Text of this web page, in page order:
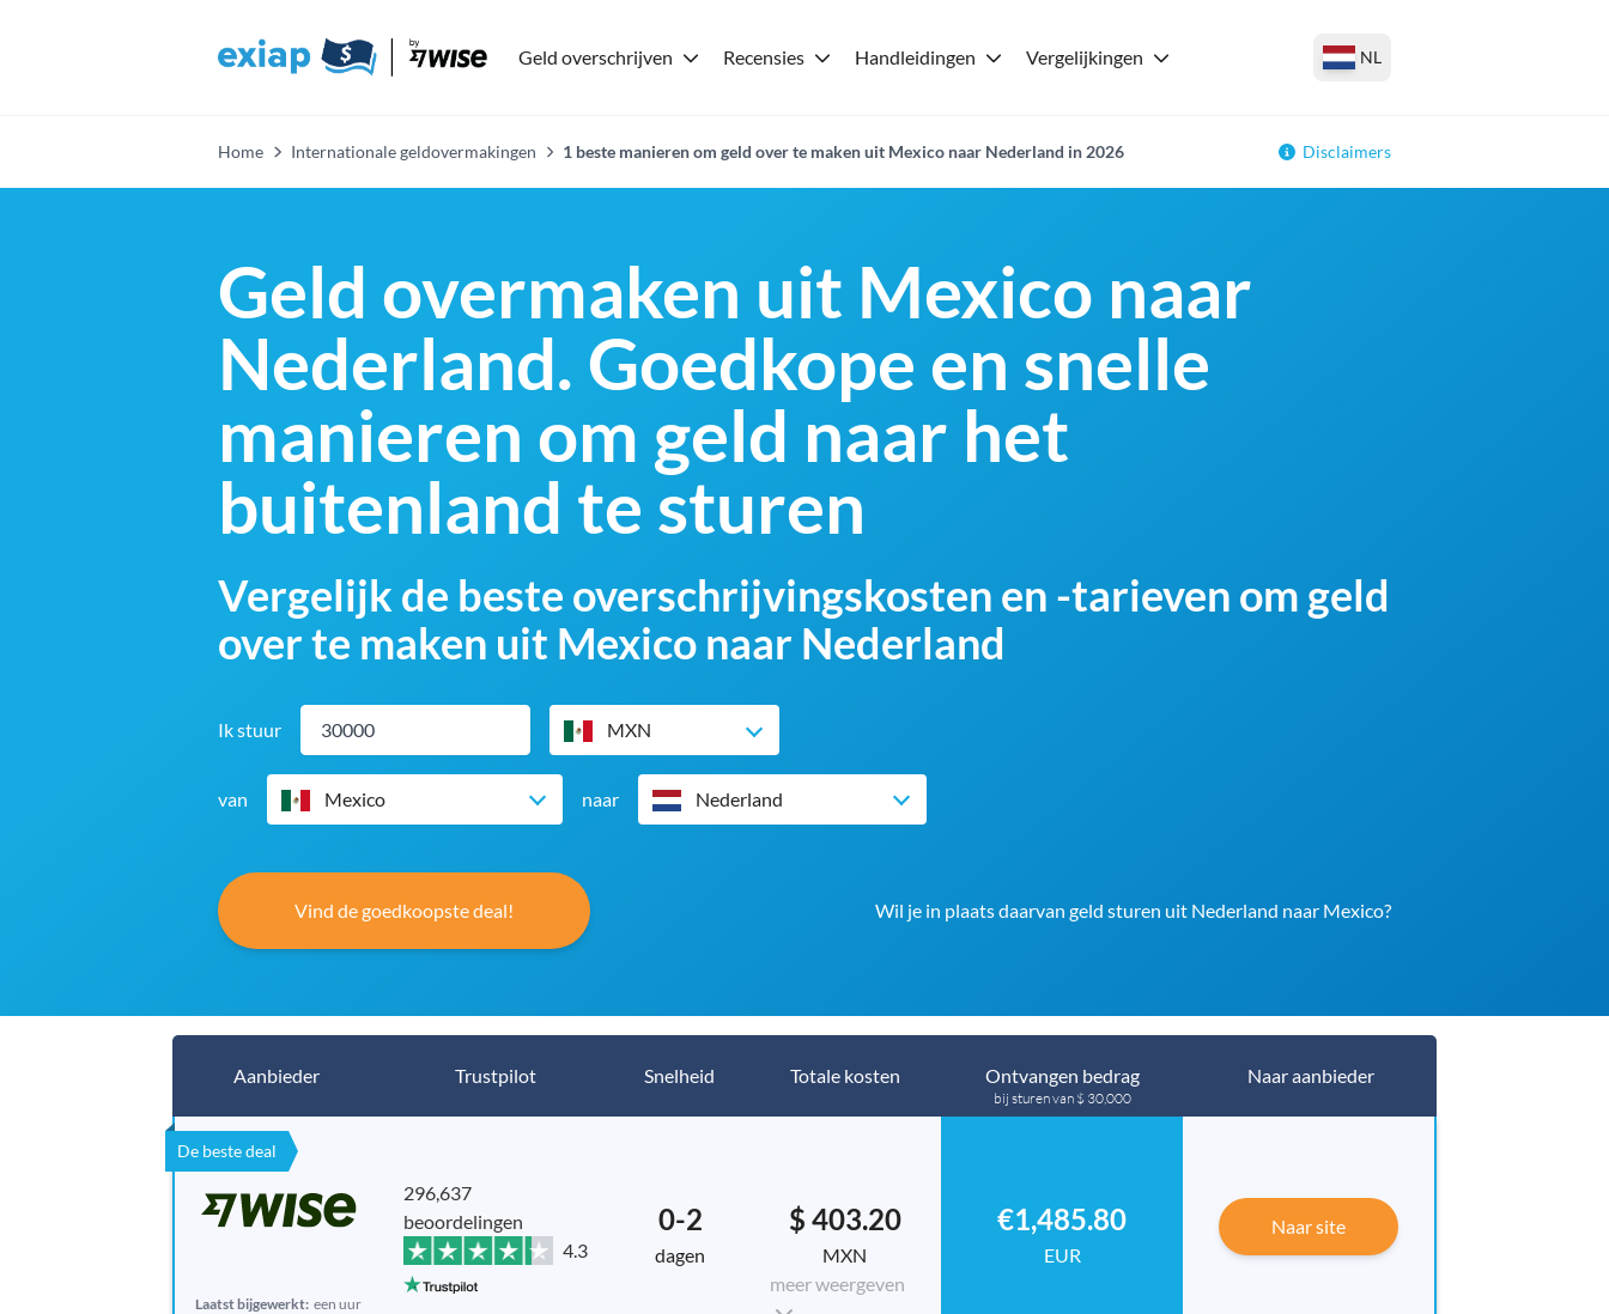
Geld overschrijven Recensies Handleidingen Vergelijkingen NL
Home Internationale geldovermakingen 1 beste manieren om geld over te maken uit Mexico naar Nederland in 2026 Disclaimers
Geld overmaken uit Mexico naar
Nederland. Goedkope en snelle
manieren om geld naar het
buitenland te sturen
Vergelijk de beste overschrijvingskosten en -tarieven om geld
over te maken uit Mexico naar Nederland
Ik stuur MXN
van Mexico naar Nederland
Vind de goedkoopste deal! Wil je in plaats daarvan geld sturen uit Nederland naar Mexico?
Aanbieder Trustpilot Snelheid Totale kosten Ontvangen bedrag
bij sturen van $ 30,000
Naar aanbieder
De beste deal
Laatst bijgewerkt: een uur
296,637
beoordelingen
4.3
0-2
dagen
$ 403.20
MXN
meer weergeven
€1,485.80
EUR
Naar site